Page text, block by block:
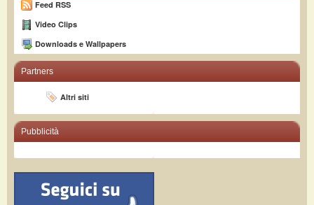
Feed RSS
Video Clips
Downloads e Wallpapers
Partners
Altri siti
Pubblicità